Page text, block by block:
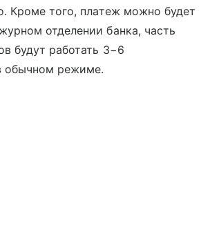
Кроме того, платеж можно будет
отделении банка, часть
будут работать 3−6
обычном режиме.